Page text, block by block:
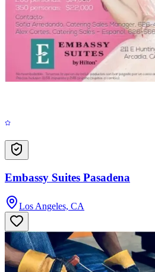
Embassy Suites Pasadena
Los Angeles, CA